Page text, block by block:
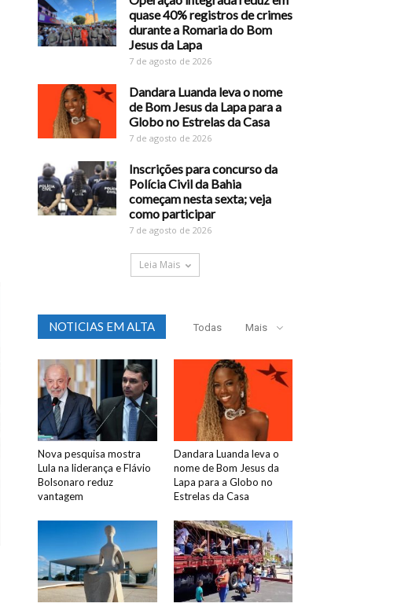
quase 40% registros de crimes
durante a Romaria do Bom
Jesus da Lapa
7 de agosto de 2026
Dandara Luanda leva o nome
de Bom Jesus da Lapa para a
Globo no Estrelas da Casa
7 de agosto de 2026
Inscrições para concurso da
Polícia Civil da Bahia
começam nesta sexta; veja
como participar
7 de agosto de 2026
Leia Mais
NOTICIAS EM ALTA Todas Mais
Nova pesquisa mostra
Lula na liderança e Flávio
Bolsonaro reduz
vantagem
Dandara Luanda leva o
nome de Bom Jesus da
Lapa para a Globo no
Estrelas da Casa